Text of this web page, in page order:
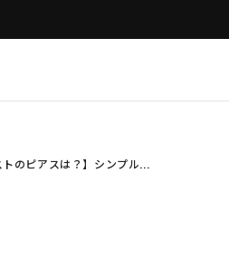
トのピアスは？】シンプル...